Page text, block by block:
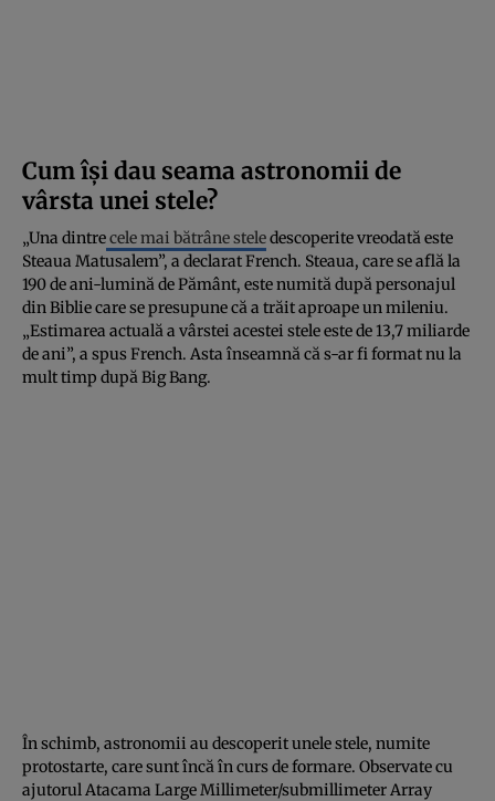
Cum își dau seama astronomii de
vârsta unei stele?
„Una dintrecele mai bătrâne steledescoperite vreodată este
Steaua Matusalem”, a declarat French. Steaua, care se află la
190 de ani-lumină de Pământ, este numită după personajul
din Biblie care se presupune că a trăit aproape un mileniu.
„Estimarea actuală a vârstei acestei stele este de 13,7 miliarde
de ani”, a spus French. Asta înseamnă că s-ar fi format nu la
mult timp după Big Bang.
În schimb, astronomii au descoperit unele stele, numite
protostarte, care sunt încă în curs de formare. Observate cu
ajutorul Atacama Large Millimeter/submillimeter Array